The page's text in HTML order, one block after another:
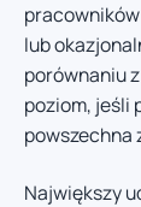
lub
porównaniu
poziom, jeśli
powszechna
Największy